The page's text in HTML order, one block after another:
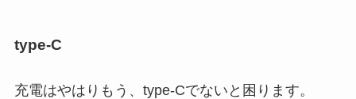
type-C
充電はやはりもう、type-Cでないと困ります。